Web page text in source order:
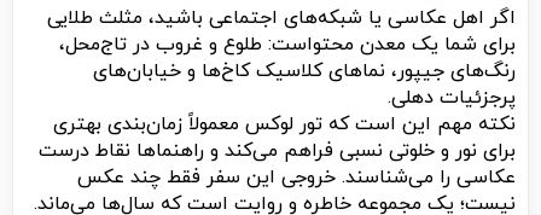
اگر اهل عکاسی یا شبکه‌های اجتماعی باشید، مثلث طلایی
برای شما یک معدن محتواست: طلوع و غروب در تاج‌محل،
رنگ‌های جیپور، نماهای کلاسیک کاخ‌ها و خیابان‌های
پرجزئیات دهلی.
نکته مهم این است که تور لوکس معمولاً زمان‌بندی بهتری
برای نور و خلوتی نسبی فراهم می‌کند و راهنماها نقاط درست
عکاسی را می‌شناسند. خروجی این سفر فقط چند عکس
نیست؛ یک مجموعه خاطره و روایت است که سال‌ها می‌ماند.